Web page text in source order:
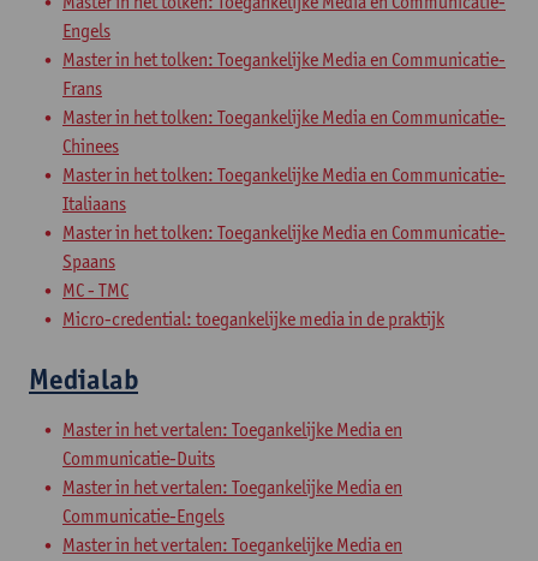
Engels
Master in het tolken: Toegankelijke Media en Communicatie-
Frans
Master in het tolken: Toegankelijke Media en Communicatie-
Chinees
Master in het tolken: Toegankelijke Media en Communicatie-
Italiaans
Master in het tolken: Toegankelijke Media en Communicatie-
Spaans
MC - TMC
Micro-credential: toegankelijke media in de praktijk
Medialab
Master in het vertalen: Toegankelijke Media en
Communicatie-Duits
Master in het vertalen: Toegankelijke Media en
Communicatie-Engels
Master in het vertalen: Toegankelijke Media en